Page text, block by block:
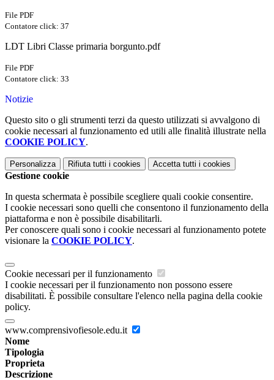
File PDF
Contatore click: 37
LDT Libri Classe primaria borgunto.pdf
File PDF
Contatore click: 33
Notizie
Questo sito o gli strumenti terzi da questo utilizzati si avvalgono di
cookie necessari al funzionamento ed utili alle finalità illustrate nella
COOKIE POLICY.
Personalizza Rifiuta tutti i cookies Accetta tutti i cookies
Gestione cookie
In questa schermata è possibile scegliere quali cookie consentire.
I cookie necessari sono quelli che consentono il funzionamento della
piattaforma e non è possibile disabilitarli.
Per conoscere quali sono i cookie necessari al funzionamento potete
visionare la COOKIE POLICY.
Cookie necessari per il funzionamento
I cookie necessari per il funzionamento non possono essere
disabilitati. È possibile consultare l'elenco nella pagina della cookie
policy.
www.comprensivofiesole.edu.it
Nome
Tipologia
Proprieta
Descrizione